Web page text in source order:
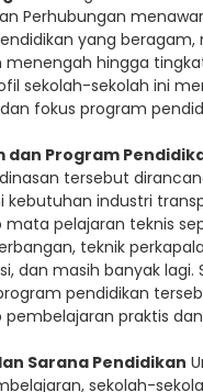
Perhubungan
yang beragam,
menengah hingga
sekolah-sekolah ini
fokus program
dan Program
tersebut
kebutuhan industri
pelajaran teknis
teknik
dan masih banyak lagi.
pendidikan
praktis
Sarana Pendidikan
sekolah-